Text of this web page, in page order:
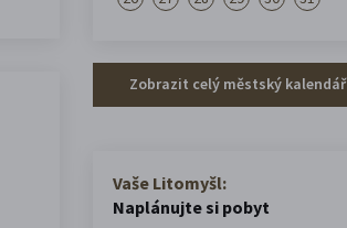
Zobrazit celý městský kalendář
Vaše Litomyšl:
Naplánujte si pobyt